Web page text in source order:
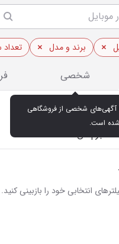
برند و مدل
شخصی
است.
روز موبایل در شیراز
خبرم کن
انتخابی خود را بازبینی کنید.